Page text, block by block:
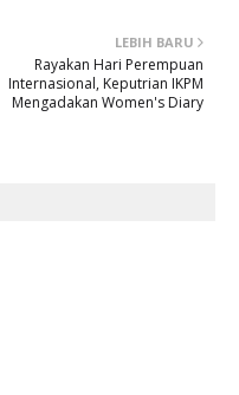
LEBIH BARU
Rayakan Hari Perempuan
Internasional, Keputrian IKPM
Mengadakan Women's Diary